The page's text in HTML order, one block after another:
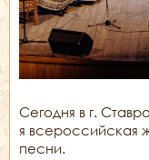
Сегодня в г.
я всероссийская
песни.